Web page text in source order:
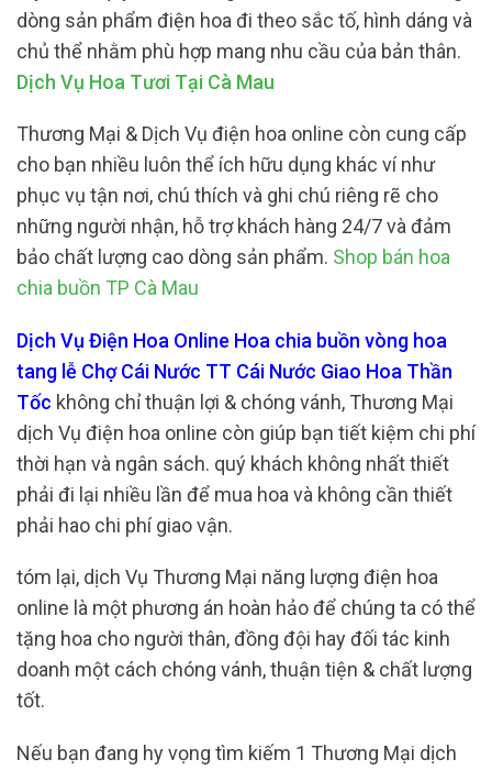
dòng sản phẩm điện hoa đi theo sắc tố, hình dáng và
chủ thể nhằm phù hợp mang nhu cầu của bản thân.
Dịch Vụ Hoa Tươi Tại Cà Mau
Thương Mại & Dịch Vụ điện hoa online còn cung cấp
cho bạn nhiều luôn thể ích hữu dụng khác ví như
phục vụ tận nơi, chú thích và ghi chú riêng rẽ cho
những người nhận, hỗ trợ khách hàng 24/7 và đảm
bảo chất lượng cao dòng sản phẩm. Shop bán hoa
chia buồn TP Cà Mau
Dịch Vụ Điện Hoa Online Hoa chia buồn vòng hoa
tang lễ Chợ Cái Nước TT Cái Nước Giao Hoa Thần
Tốc không chỉ thuận lợi & chóng vánh, Thương Mại
dịch Vụ điện hoa online còn giúp bạn tiết kiệm chi phí
thời hạn và ngân sách. quý khách không nhất thiết
phải đi lại nhiều lần để mua hoa và không cần thiết
phải hao chi phí giao vận.
tóm lại, dịch Vụ Thương Mại năng lượng điện hoa
online là một phương án hoàn hảo để chúng ta có thể
tặng hoa cho người thân, đồng đội hay đối tác kinh
doanh một cách chóng vánh, thuận tiện & chất lượng
tốt.
Nếu bạn đang hy vọng tìm kiếm 1 Thương Mại dịch